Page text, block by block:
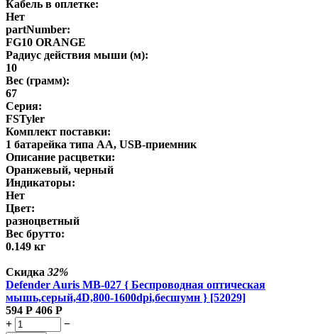
Кабель в оплетке:
Нет
partNumber:
FG10 ORANGE
Радиус действия мыши (м):
10
Вес (грамм):
67
Серия:
FSTyler
Комплект поставки:
1 батарейка типа AA, USB-приемник
Описание расцветки:
Оранжевый, черный
Индикаторы:
Нет
Цвет:
разноцветный
Вес брутто:
0.149 кг
Скидка 32%
Defender Auris MB-027 { Беспроводная оптическая
мышь,серый,4D,800-1600dpi,бесшумн } [52029]
594 Р 406 Р
+
−